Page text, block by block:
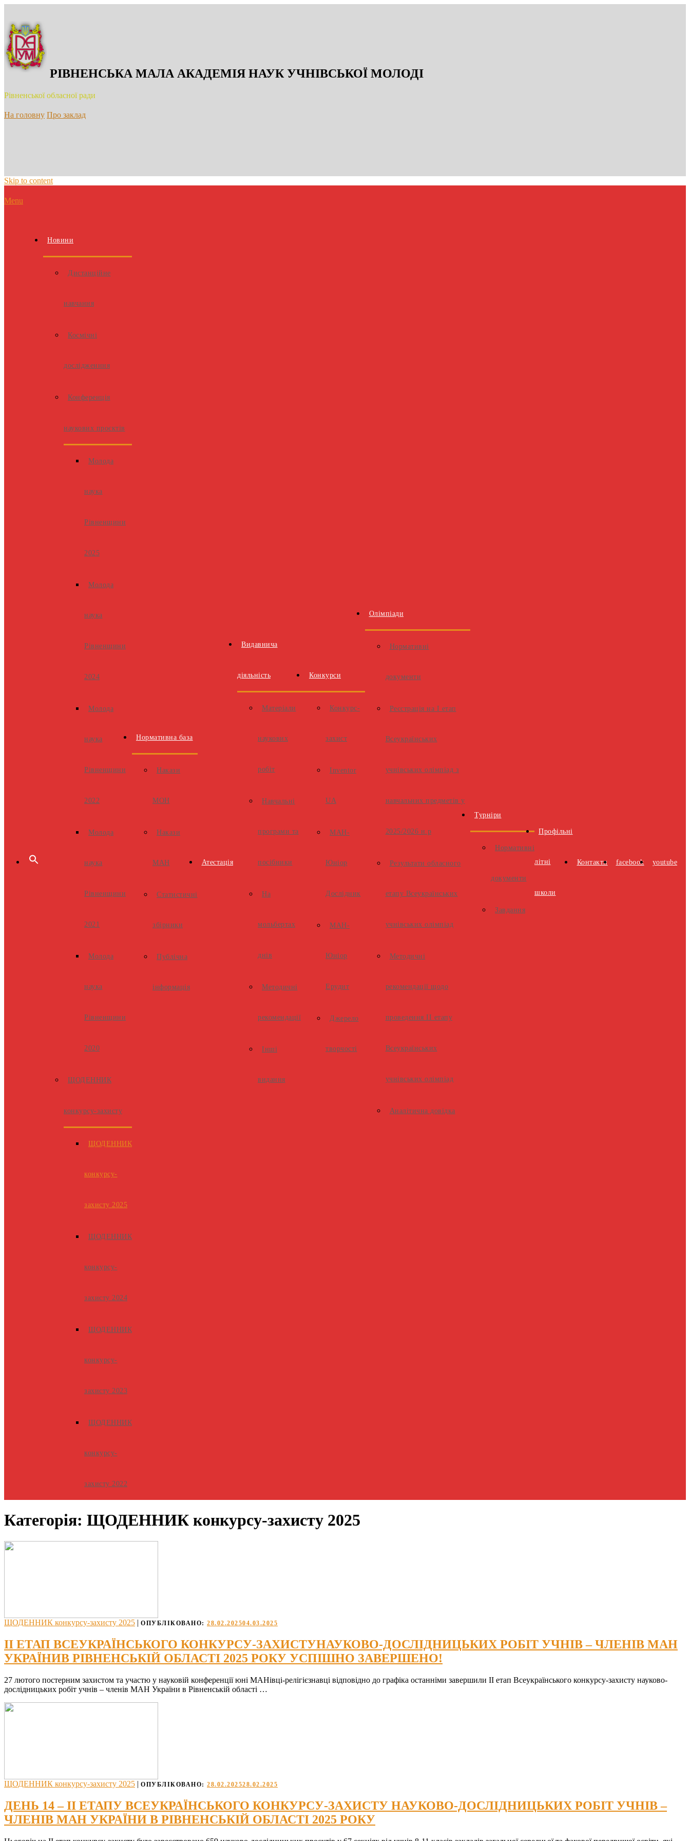
РІВНЕНСЬКА МАЛА АКАДЕМІЯ НАУК УЧНІВСЬКОЇ МОЛОДІ
Рівненської обласної ради
На головну Про заклад
Skip to content
Menu
Новини
Дистанційне
навчання
Космічні
дослідженння
Конференція
наукових проєктів
Молода
наука
Рівненщини
2025
Молода
наука
Рівненщини
2024
Молода
наука
Рівненщини
2022
Молода
наука
Рівненщини
2021
Молода
наука
Рівненщини
2020
ЩОДЕННИК
конкурсу-захисту
ЩОДЕННИК
конкурсу-
захисту 2025
ЩОДЕННИК
конкурсу-
захисту 2024
ЩОДЕННИК
конкурсу-
захисту 2023
ЩОДЕННИК
конкурсу-
захисту 2022
Нормативна база
Накази
МОН
Накази
МАН
Статистичні
збірники
Публічна
інформація
Атестація
Видавнича
діяльність
Матеріали
наукових
робіт
Навчальні
програми та
посібники
На
мольбертах
днів
Методичні
рекомендації
Інші
видання
Конкурси
Конкурс-
захист
Inventor
UA
МАН-
Юніор
Дослідник
МАН-
Юніор
Ерудит
Джерело
творчості
Олімпіади
Нормативні
документи
Реєстрація на І етап
Всеукраїнських
учнівських олімпіад з
навчальних предметів у
2025/2026 н.р
Результати обласного
етапу Всеукраїнських
учнівських олімпіад
Методичні
рекомендації щодо
проведення ІІ етапу
Всеукраїнських
учнівських олімпіад
Аналітична довідка
Турніри
Нормативні
документи
Завдання
Профільні
літні
школи
Контакти facebook youtube
Категорія: ЩОДЕННИК конкурсу-захисту 2025
ЩОДЕННИК конкурсу-захисту 2025 | ОПУБЛІКОВАНО: 28.02.202504.03.2025
ІІ ЕТАП ВСЕУКРАЇНСЬКОГО КОНКУРСУ-ЗАХИСТУНАУКОВО-ДОСЛІДНИЦЬКИХ РОБІТ УЧНІВ – ЧЛЕНІВ МАН
УКРАЇНИВ РІВНЕНСЬКІЙ ОБЛАСТІ 2025 РОКУ УСПІШНО ЗАВЕРШЕНО!
27 лютого постерним захистом та участю у науковій конференції юні МАНівці-релігієзнавці відповідно до графіка останніми завершили ІІ етап Всеукраїнського конкурсу-захисту науково-
дослідницьких робіт учнів – членів МАН України в Рівненській області …
ЩОДЕННИК конкурсу-захисту 2025 | ОПУБЛІКОВАНО: 28.02.202528.02.2025
ДЕНЬ 14 – ІІ ЕТАПУ ВСЕУКРАЇНСЬКОГО КОНКУРСУ-ЗАХИСТУ НАУКОВО-ДОСЛІДНИЦЬКИХ РОБІТ УЧНІВ –
ЧЛЕНІВ МАН УКРАЇНИ В РІВНЕНСЬКІЙ ОБЛАСТІ 2025 РОКУ